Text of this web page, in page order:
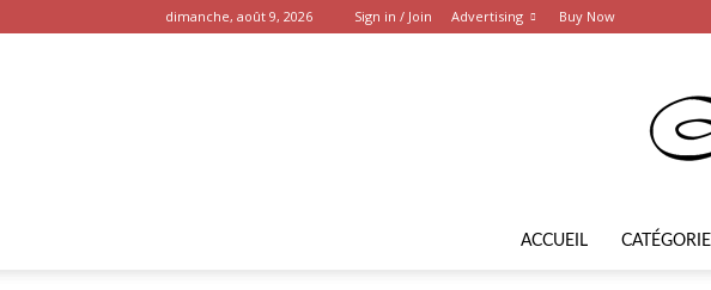
dimanche, août 9, 2026 Sign in / Join Advertising Buy Now
ACCUEIL